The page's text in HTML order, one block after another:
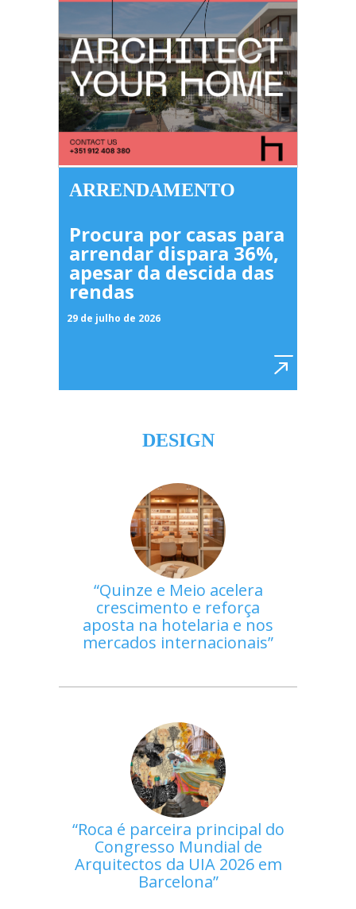
ARRENDAMENTO
Procura por casas para
arrendar dispara 36%,
apesar da descida das
rendas
29 de julho de 2026
DESIGN
Quinze e Meio acelera
crescimento e reforça
aposta na hotelaria e nos
mercados internacionais
Roca é parceira principal do
Congresso Mundial de
Arquitectos da UIA 2026 em
Barcelona